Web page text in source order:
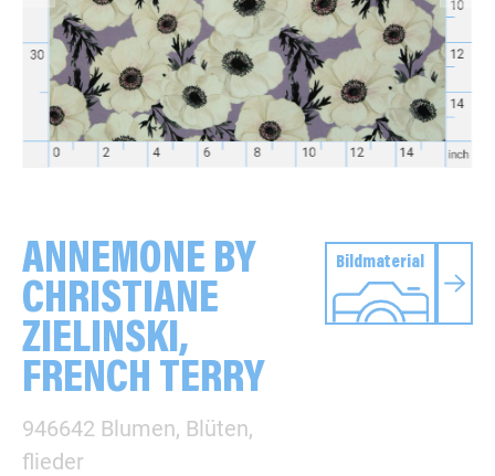
ANNEMONE BY
CHRISTIANE
ZIELINSKI,
FRENCH TERRY
946642 Blumen, Blüten,
flieder
Bildmaterial